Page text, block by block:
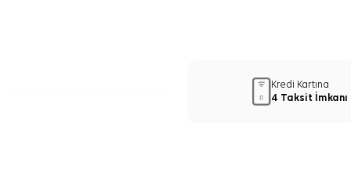
Kredi Kartına
4 Taksit İmkanı